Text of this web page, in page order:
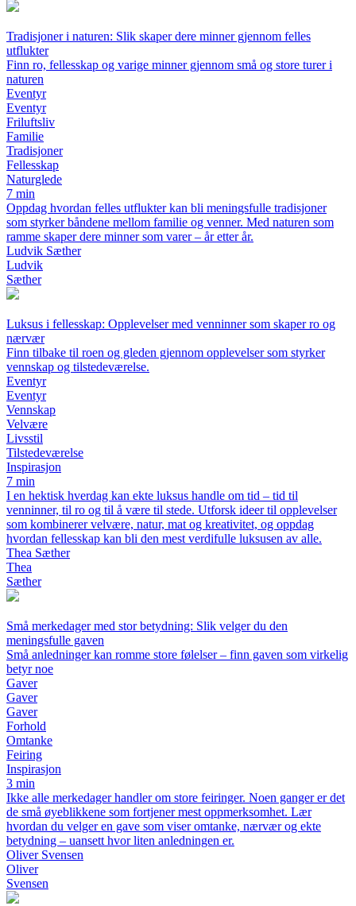
Tradisjoner i naturen: Slik skaper dere minner gjennom felles
utflukter
Finn ro, fellesskap og varige minner gjennom små og store turer i
naturen
Eventyr
Eventyr
Friluftsliv
Familie
Tradisjoner
Fellesskap
Naturglede
7 min
Oppdag hvordan felles utflukter kan bli meningsfulle tradisjoner
som styrker båndene mellom familie og venner. Med naturen som
ramme skaper dere minner som varer – år etter år.
Ludvik Sæther
Ludvik
Sæther
Luksus i fellesskap: Opplevelser med venninner som skaper ro og
nærvær
Finn tilbake til roen og gleden gjennom opplevelser som styrker
vennskap og tilstedeværelse.
Eventyr
Eventyr
Vennskap
Velvære
Livsstil
Tilstedeværelse
Inspirasjon
7 min
I en hektisk hverdag kan ekte luksus handle om tid – tid til
venninner, til ro og til å være til stede. Utforsk ideer til opplevelser
som kombinerer velvære, natur, mat og kreativitet, og oppdag
hvordan fellesskap kan bli den mest verdifulle luksusen av alle.
Thea Sæther
Thea
Sæther
Små merkedager med stor betydning: Slik velger du den
meningsfulle gaven
Små anledninger kan romme store følelser – finn gaven som virkelig
betyr noe
Gaver
Gaver
Gaver
Forhold
Omtanke
Feiring
Inspirasjon
3 min
Ikke alle merkedager handler om store feiringer. Noen ganger er det
de små øyeblikkene som fortjener mest oppmerksomhet. Lær
hvordan du velger en gave som viser omtanke, nærvær og ekte
betydning – uansett hvor liten anledningen er.
Oliver Svensen
Oliver
Svensen